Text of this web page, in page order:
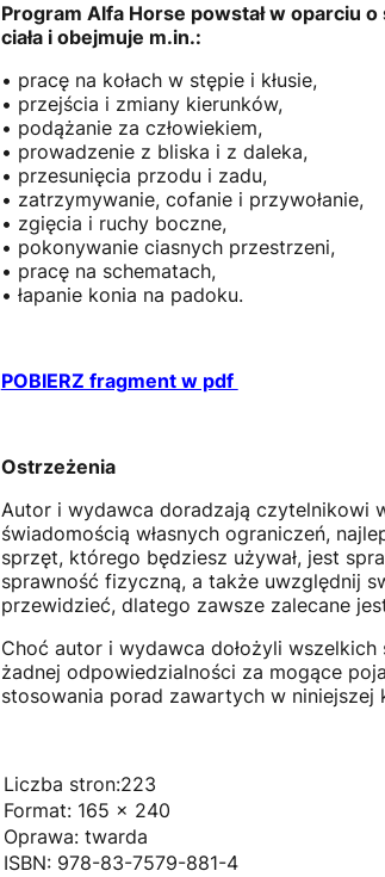
Program Alfa Horse powstał w oparciu
ciała i obejmuje m.in.:
• pracę na kołach w stępie i kłusie,
• przejścia i zmiany kierunków,
• podążanie za człowiekiem,
• prowadzenie z bliska i z daleka,
• przesunięcia przodu i zadu,
• zatrzymywanie, cofanie i przywołanie,
• zgięcia i ruchy boczne,
• pokonywanie ciasnych przestrzeni,
• pracę na schematach,
• łapanie konia na padoku.
POBIERZ fragment w pdf
Ostrzeżenia
Autor i wydawca doradzają czytelnikowi
świadomością własnych ograniczeń,
sprzęt, którego będziesz używał, jest
sprawność fizyczną, a także uwzględnij
przewidzieć, dlatego zawsze zalecane
Choć autor i wydawca dołożyli
żadnej odpowiedzialności za mogące
stosowania porad zawartych w niniejszej
Liczba stron:223
Format: 165 x 240
Oprawa: twarda
ISBN: 978-83-7579-881-4